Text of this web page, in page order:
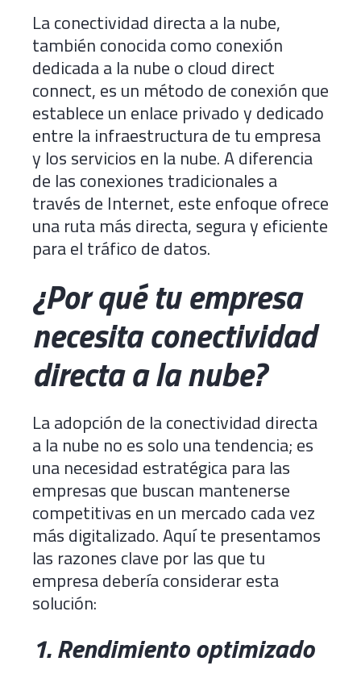
La conectividad directa a la nube,
también conocida como conexión
dedicada a la nube o cloud direct
connect, es un método de conexión que
establece un enlace privado y dedicado
entre la infraestructura de tu empresa
y los servicios en la nube. A diferencia
de las conexiones tradicionales a
través de Internet, este enfoque ofrece
una ruta más directa, segura y eficiente
para el tráfico de datos.
¿Por qué tu empresa
necesita conectividad
directa a la nube?
La adopción de la conectividad directa
a la nube no es solo una tendencia; es
una necesidad estratégica para las
empresas que buscan mantenerse
competitivas en un mercado cada vez
más digitalizado. Aquí te presentamos
las razones clave por las que tu
empresa debería considerar esta
solución:
1. Rendimiento optimizado